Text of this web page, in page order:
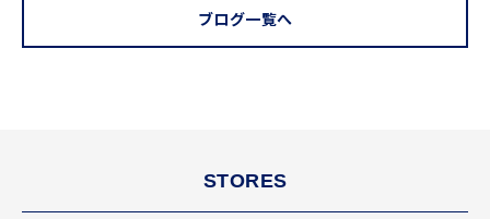
ブログ一覧へ
STORES